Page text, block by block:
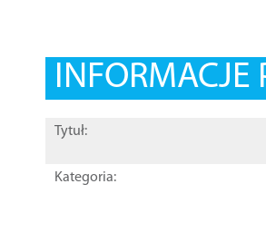
INFORMACJE
Tytuł:
Kategoria: